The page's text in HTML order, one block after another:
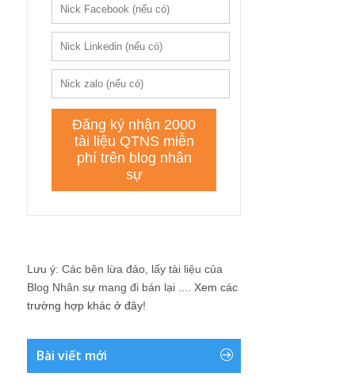
Lưu ý: Các bên lừa đảo, lấy tài liệu của
Blog Nhân sự mang đi bán lại .... Xem các
trường hợp khác ở đây!
Bài viết mới